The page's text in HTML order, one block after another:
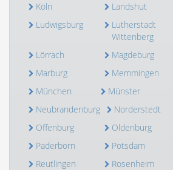
Köln Landshut
Ludwigsburg
Lutherstadt
Wittenberg
Lörrach Magdeburg
Marburg
Memmingen
München
Münster
Neubrandenburg
Norderstedt
Offenburg
Oldenburg
Paderborn
Potsdam
Reutlingen
Rosenheim